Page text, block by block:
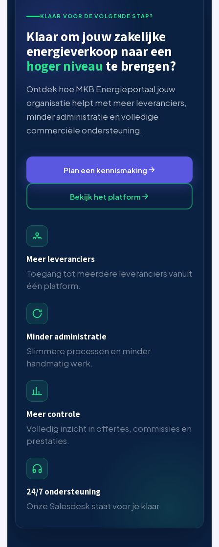
KLAAR VOOR DE VOLGENDE STAP?
Klaar om jouw zakelijke
energieverkoop naar een
hoger niveau te brengen?
Ontdek hoe MKB Energieportaal jouw
organisatie helpt met meer leveranciers,
minder administratie en volledige
commerciële ondersteuning.
Plan een kennismaking
Bekijk het platform
Meer leveranciers
Toegang tot meerdere leveranciers vanuit
één platform.
Minder administratie
Slimmere processen en minder
handmatig werk.
Meer controle
Volledig inzicht in offertes, commissies en
prestaties.
24/7 ondersteuning
Onze Salesdesk staat voor je klaar.